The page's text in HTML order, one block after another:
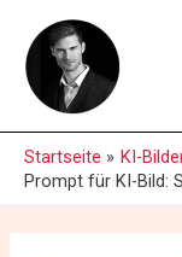
Inhalt
springen
Startseite
KI-
Prompt für KI-Bild: